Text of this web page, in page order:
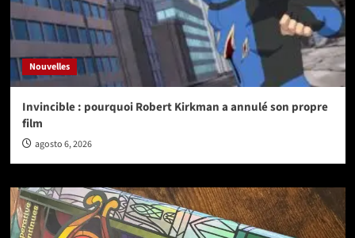
Nouvelles
Invincible : pourquoi Robert Kirkman a annulé son propre
film
agosto 6, 2026